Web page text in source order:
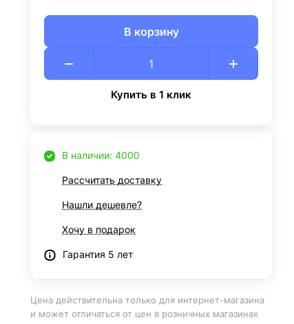
В корзину
Купить в 1 клик
В наличии: 4000
Рассчитать доставку
Нашли дешевле?
Хочу в подарок
Гарантия 5 лет
Цена действительна только для интернет-магазина
и может отличаться от цен в розничных магазинах